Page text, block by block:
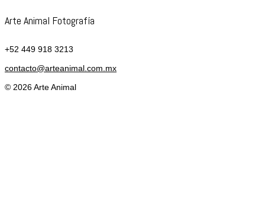
Arte Animal Fotografía
+52 449 918 3213
contacto@arteanimal.com.mx
© 2026 Arte Animal